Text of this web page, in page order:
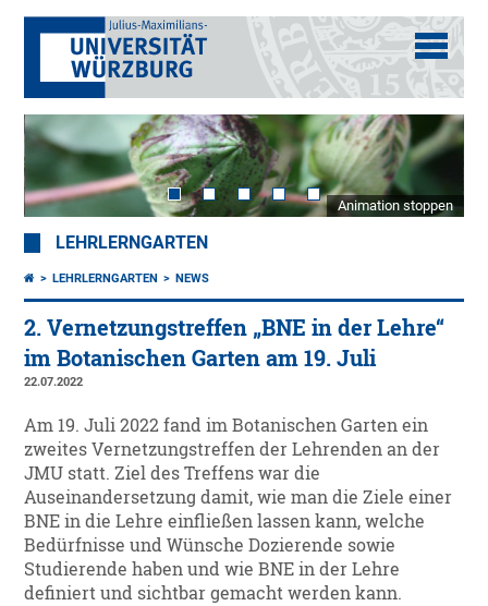
Animation stoppen
LEHRLERNGARTEN
LEHRLERNGARTEN NEWS
2. Vernetzungstreffen „BNE in der Lehre“
im Botanischen Garten am 19. Juli
22.07.2022
Am 19. Juli 2022 fand im Botanischen Garten ein
zweites Vernetzungstreffen der Lehrenden an der
JMU statt. Ziel des Treffens war die
Auseinandersetzung damit, wie man die Ziele einer
BNE in die Lehre einfließen lassen kann, welche
Bedürfnisse und Wünsche Dozierende sowie
Studierende haben und wie BNE in der Lehre
definiert und sichtbar gemacht werden kann.